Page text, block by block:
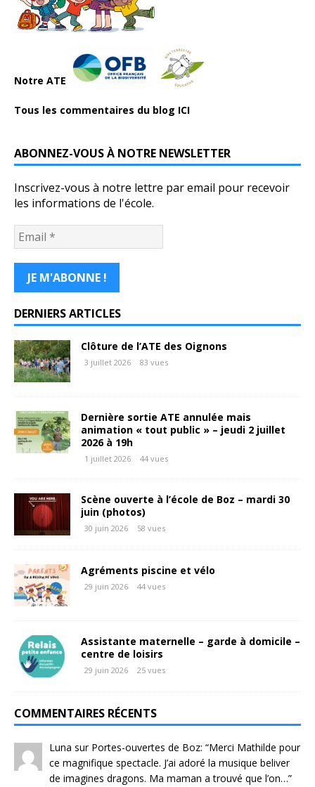
Notre ATE
Tous les commentaires du blog ICI
ABONNEZ-VOUS À NOTRE NEWSLETTER
Inscrivez-vous à notre lettre par email pour recevoir
les informations de l'école.
DERNIERS ARTICLES
Clôture de l’ATE des Oignons
3 juillet 2026 83 vues
Dernière sortie ATE annulée mais
animation « tout public » – jeudi 2 juillet
2026 à 19h
1 juillet 2026 44 vues
Scène ouverte à l’école de Boz – mardi 30
juin (photos)
30 juin 2026 58 vues
Agréments piscine et vélo
29 juin 2026 44 vues
Assistante maternelle – garde à domicile –
centre de loisirs
29 juin 2026 25 vues
COMMENTAIRES RÉCENTS
Luna sur Portes-ouvertes de Boz: “Merci Mathilde pour
ce magnifique spectacle. J’ai adoré la musique beliver
de imagines dragons. Ma maman a trouvé que l’on…”